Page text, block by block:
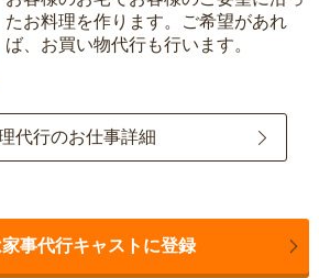
たお料理を作ります。ご希望があれ
ば、お買い物代行も行います。
代行のお仕事詳細
家事代行キャストに登録